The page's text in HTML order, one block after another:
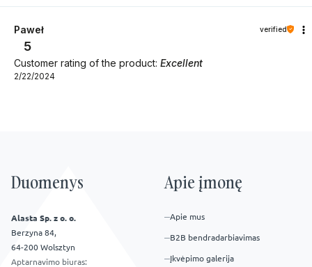
Paweł verified
5
Customer rating of the product: Excellent
2/22/2024
Apie įmonę
Apie mus
B2B bendradarbiavimas
Įkvėpimo galerija
Duomenys
Alasta Sp. z o. o.
Berzyna 84,
64-200 Wolsztyn
Aptarnavimo biuras: